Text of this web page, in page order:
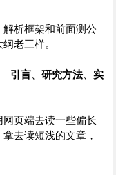
析框架和前面测公
老三样。
引言 研究方法、 实
页端去读一些偏长
去读短浅的文章，